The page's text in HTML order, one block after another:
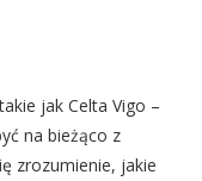
jak Celta Vigo –
na bieżąco z
zrozumienie, jakie